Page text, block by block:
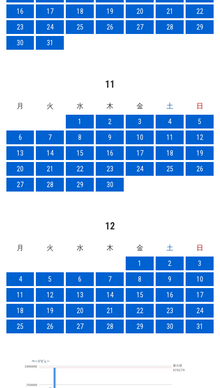
16
17 18 19 20 21
22
23
24 25 26 27 28
29
30
31
11
月 火 水 木 金 土
日
1
2 3 4
5
6
7 8 9 10 11
12
13
14 15 16 17 18
19
20
21 22 23 24 25
26
27
28 29 30
12
月 火 水 木 金 土
日
1
2
3
4
5 6 7 8 9
10
11
12 13 14 15 16
17
18
19 20 21 22 23
24
25
26 27 28 29 30 31